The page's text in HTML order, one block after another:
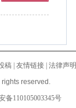
稿 友情链接 法律声明
reserved.
备110105003345号